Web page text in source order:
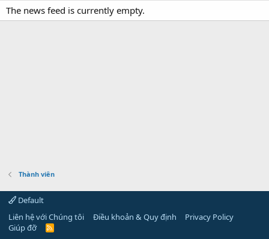
The news feed is currently empty.
Thành viên
Default
Liên hệ với Chúng tôi
Điều khoản & Quy định
Privacy Policy
Giúp đỡ
R